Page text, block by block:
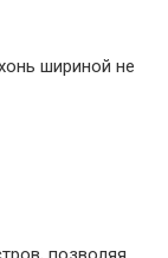
шириной не